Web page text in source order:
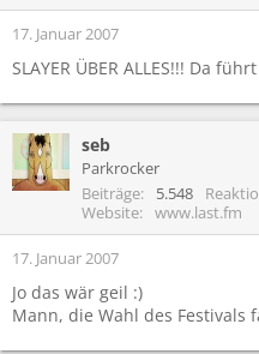
17. Januar 2007
SLAYER ÜBER ALLES!!! Da
seb
Parkrocker
Beiträge
5.548
Website
www.last.fm
17. Januar 2007
Jo das wär geil :)
Mann, die Wahl des